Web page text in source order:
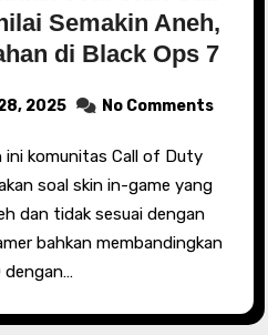
Semakin Aneh,
di Black Ops 7
2025 No Comments
soal skin in-game yang
dan tidak sesuai dengan
bahkan membandingkan
dengan…